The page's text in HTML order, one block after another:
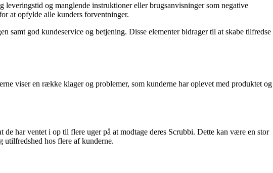
og manglende instruktioner eller brugsanvisninger som negative
at opfylde alle kunders forventninger.
samt god kundeservice og betjening. Disse elementer bidrager til at skabe tilfredse
viser en række klager og problemer, som kunderne har oplevet med produktet og
har ventet i op til flere uger på at modtage deres Scrubbi. Dette kan være en stor
hos flere af kunderne.